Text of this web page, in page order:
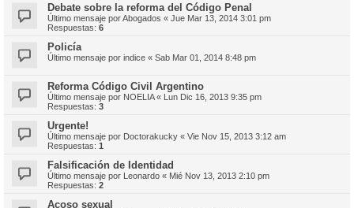
Debate sobre la reforma del Código Penal
Último mensaje porAbogados « Jue Mar 13, 2014 3:01 pm
Respuestas: 6
Policía
Último mensaje por indice « Sab Mar 01, 2014 8:48 pm
Reforma Código Civil Argentino
Último mensaje por NOELIA« Lun Dic 16, 2013 9:35 pm
Respuestas: 3
Urgente!
Último mensaje por Doctorakucky « Vie Nov 15, 2013 3:12 am
Respuestas: 1
Falsificación de Identidad
Último mensaje por Leonardo « Mié Nov 13, 2013 2:10 pm
Respuestas: 2
Acoso sexual